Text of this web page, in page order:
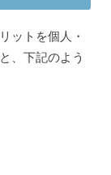
ットを個人・
、下記のよう